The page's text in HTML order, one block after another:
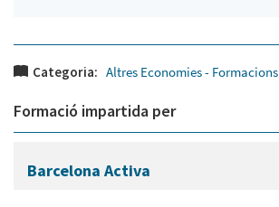
Categoria: Altres Economies - Formacions
Formació impartida per
Barcelona Activa